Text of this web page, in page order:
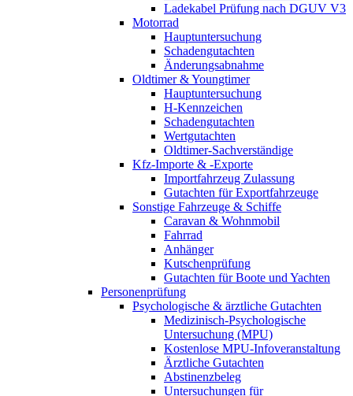
Ladekabel Prüfung nach DGUV V3
Motorrad
Hauptuntersuchung
Schadengutachten
Änderungsabnahme
Oldtimer & Youngtimer
Hauptuntersuchung
H-Kennzeichen
Schadengutachten
Wertgutachten
Oldtimer-Sachverständige
Kfz-Importe & -Exporte
Importfahrzeug Zulassung
Gutachten für Exportfahrzeuge
Sonstige Fahrzeuge & Schiffe
Caravan & Wohnmobil
Fahrrad
Anhänger
Kutschenprüfung
Gutachten für Boote und Yachten
Personenprüfung
Psychologische & ärztliche Gutachten
Medizinisch-Psychologische
Untersuchung (MPU)
Kostenlose MPU-Infoveranstaltung
Ärztliche Gutachten
Abstinenzbeleg
Untersuchungen für